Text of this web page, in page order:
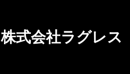
株式会社ラグレス